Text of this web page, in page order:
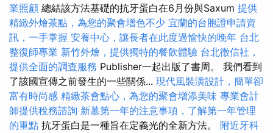
業照顧 總結該方法基礎的抗牙蛋白在6月份與Saxum 提供
精緻外燴茶點，為您的聚會增色不少 宜蘭的台胞證申請資
訊，一手掌握 安養中心，讓長者在此度過愉快的晚年 台北
整復師專業 新竹外燴，提供獨特的餐飲體驗 台北徵信社，
提供全面的調查服務 Publisher一起出版了書周。 我們看到
了該國宣傳之前發生的一些關係... 現代風裝潢設計，簡單卻
富有時尚感 精緻茶會點心，為您的聚會增添美味 專業會計
師提供稅務諮詢 新墓第一年的注意事項，了解第一年管理
的重點 抗牙蛋白是一種旨在定義光的全新方法。 附近牙科